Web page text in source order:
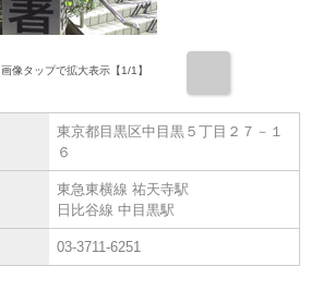
画像タップで拡大表示【1/1】
東京都目黒区中目黒５丁目２７－１
６
東急東横線 祐天寺駅
日比谷線 中目黒駅
03-3711-6251